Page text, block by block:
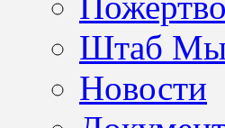
Штаб
Новости